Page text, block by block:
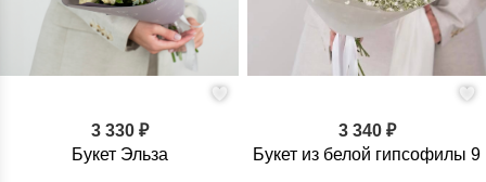
3 330 ₽
Букет Эльза
3 340 ₽
Букет из белой гипсофилы 9